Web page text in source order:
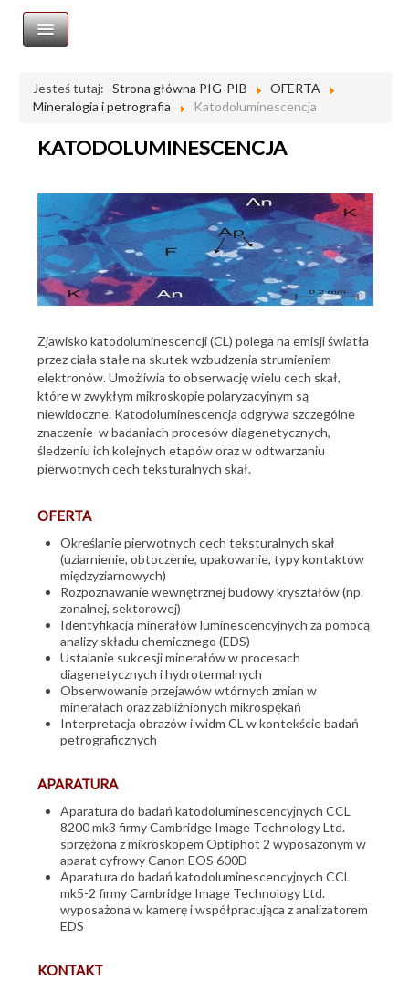
Geologia inżynierska
Geologia morza
Geozagrożenia
Kartografia
Laboratoria
Mikropaleontologia
Badania inkluzji fluidalnych
Katodoluminescencja
Litologiczno-teksturalne badania osadów czwartorzędowych
Mikroskopia elektronowa i mikroanaliza
Mikroskopia w świetle spolaryzowanym
Petrologia węgla i rozproszonej materii organicznej
Preparatyka
Ochrona środowiska
Oferta edukacyjna
Oferta wydawnicza
Prace interwencyjne
Surowce mineralne
Oferty pracy
Zamówienia publiczne
Jesteś tutaj: Strona główna PIG-PIB
OFERTA
Mineralogia i petrografia
Katodoluminescencja
KATODOLUMINESCENCJA
Zjawisko katodoluminescencji (CL) polega na emisji światła
przez ciała stałe na skutek wzbudzenia strumieniem
elektronów. Umożliwia to obserwację wielu cech skał,
które w zwykłym mikroskopie polaryzacyjnym są
niewidoczne. Katodoluminescencja odgrywa szczególne
znaczenie w badaniach procesów diagenetycznych,
śledzeniu ich kolejnych etapów oraz w odtwarzaniu
pierwotnych cech teksturalnych skał.
OFERTA
Określanie pierwotnych cech teksturalnych skał
(uziarnienie, obtoczenie, upakowanie, typy kontaktów
międzyziarnowych)
Rozpoznawanie wewnętrznej budowy kryształów (np.
zonalnej, sektorowej)
Identyfikacja minerałów luminescencyjnych za pomocą
analizy składu chemicznego (EDS)
Ustalanie sukcesji minerałów w procesach
diagenetycznych i hydrotermalnych
Obserwowanie przejawów wtórnych zmian w
minerałach oraz zabliźnionych mikrospękań
Interpretacja obrazów i widm CL w kontekście badań
petrograficznych
APARATURA
Aparatura do badań katodoluminescencyjnych CCL
8200 mk3 firmy Cambridge Image Technology Ltd.
sprzężona z mikroskopem Optiphot 2 wyposażonym w
aparat cyfrowy Canon EOS 600D
Aparatura do badań katodoluminescencyjnych CCL
mk5-2 firmy Cambridge Image Technology Ltd.
wyposażona w kamerę i współpracująca z analizatorem
EDS
KONTAKT